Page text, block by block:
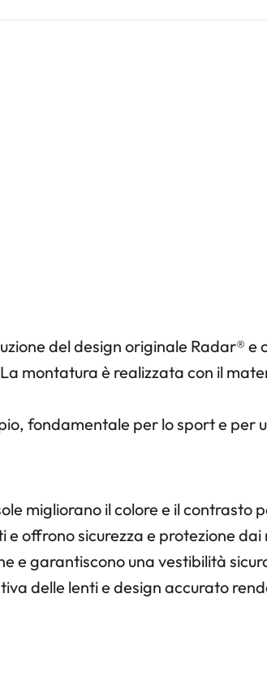
del design originale Radar®
montatura è realizzata con il
fondamentale per lo sport e per
migliorano il colore e il contrasto
offrono sicurezza e protezione
e garantiscono una vestibilità
delle lenti e design accurato